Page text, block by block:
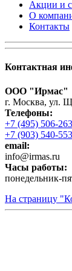
Акции и
О
Контакты
Контактная
ООО "Ирмас"
г. Москва, ул.
Телефоны:
+7 (495) 506-
+7 (903) 540-
email:
infо@irmas.ru
Часы работы:
понедельник-
На страницу